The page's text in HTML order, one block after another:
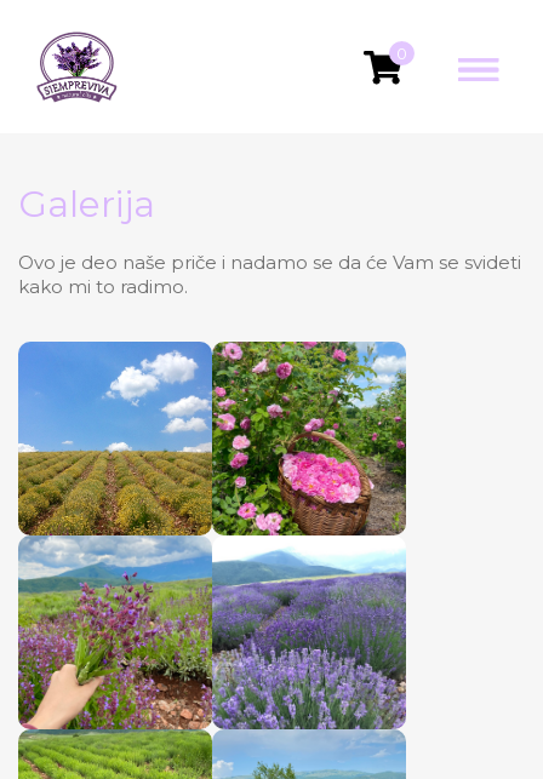
0
Galerija
Ovo je deo naše priče i nadamo se da će Vam se svideti
kako mi to radimo.